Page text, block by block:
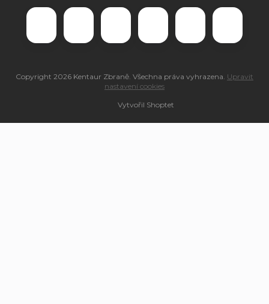
Vytvořil Shoptet
Copyright 2026 Kentaur Zbraně . Všechna práva vyhrazena. Upravit
nastavení cookies